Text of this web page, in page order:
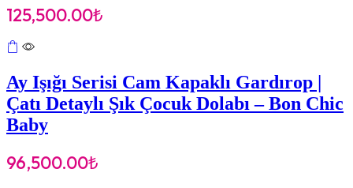
125,500.00₺
Ay Işığı Serisi Cam Kapaklı Gardırop |
Çatı Detaylı Şık Çocuk Dolabı – Bon Chic
Baby
96,500.00₺